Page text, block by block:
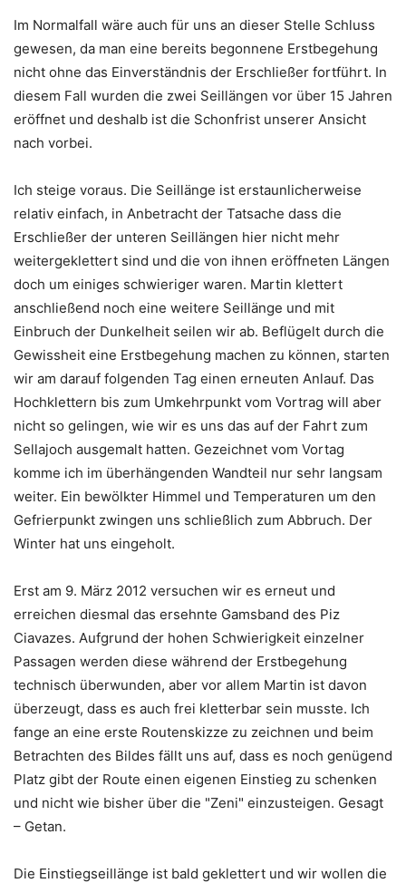
Im Normalfall wäre auch für uns an dieser Stelle Schluss
gewesen, da man eine bereits begonnene Erstbegehung
nicht ohne das Einverständnis der Erschließer fortführt. In
diesem Fall wurden die zwei Seillängen vor über 15 Jahren
eröffnet und deshalb ist die Schonfrist unserer Ansicht
nach vorbei.
Ich steige voraus. Die Seillänge ist erstaunlicherweise
relativ einfach, in Anbetracht der Tatsache dass die
Erschließer der unteren Seillängen hier nicht mehr
weitergeklettert sind und die von ihnen eröffneten Längen
doch um einiges schwieriger waren. Martin klettert
anschließend noch eine weitere Seillänge und mit
Einbruch der Dunkelheit seilen wir ab. Beflügelt durch die
Gewissheit eine Erstbegehung machen zu können, starten
wir am darauf folgenden Tag einen erneuten Anlauf. Das
Hochklettern bis zum Umkehrpunkt vom Vortrag will aber
nicht so gelingen, wie wir es uns das auf der Fahrt zum
Sellajoch ausgemalt hatten. Gezeichnet vom Vortag
komme ich im überhängenden Wandteil nur sehr langsam
weiter. Ein bewölkter Himmel und Temperaturen um den
Gefrierpunkt zwingen uns schließlich zum Abbruch. Der
Winter hat uns eingeholt.
Erst am 9. März 2012 versuchen wir es erneut und
erreichen diesmal das ersehnte Gamsband des Piz
Ciavazes. Aufgrund der hohen Schwierigkeit einzelner
Passagen werden diese während der Erstbegehung
technisch überwunden, aber vor allem Martin ist davon
überzeugt, dass es auch frei kletterbar sein musste. Ich
fange an eine erste Routenskizze zu zeichnen und beim
Betrachten des Bildes fällt uns auf, dass es noch genügend
Platz gibt der Route einen eigenen Einstieg zu schenken
und nicht wie bisher über die "Zeni" einzusteigen. Gesagt
– Getan.
Die Einstiegseillänge ist bald geklettert und wir wollen die